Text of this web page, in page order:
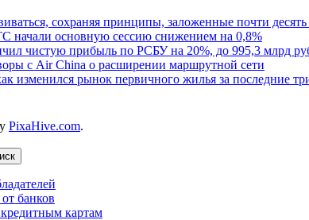
сохраняя принципы, заложенные почти десять
основную сессию снижением на 0,8%
чистую прибыль по РСБУ на 20%, до 995,3 млрд
с Air China о расширении маршрутной сети
изменился рынок первичного жилья за последние
PixaHive.com.
банков
картам